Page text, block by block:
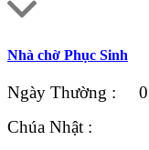
Nhà chờ Phục Sinh
Ngày Thường :
Chúa Nhật :